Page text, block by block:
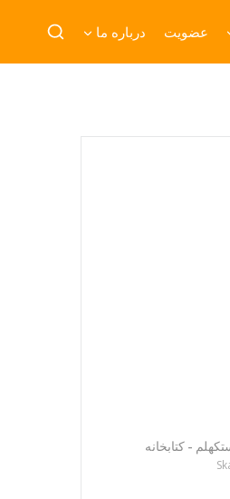
عضویت درباره ما